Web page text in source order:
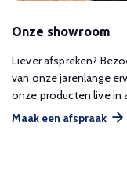
Onze showroom
Liever afspreken?
van onze jarenlange
onze producten live in
Maak een afspraak